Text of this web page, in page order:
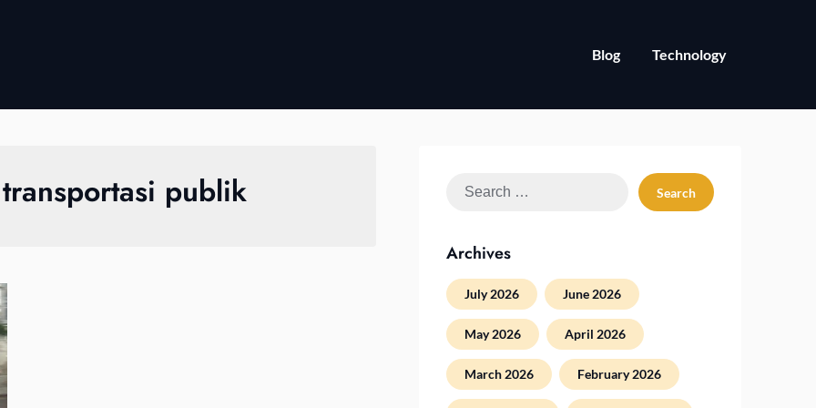
Blog Technology
publik
Search
Archives
July 2026 June 2026
May 2026 April 2026
March 2026 February 2026